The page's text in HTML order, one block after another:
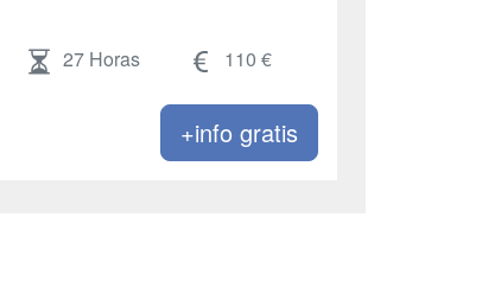
27 Horas 110 €
+info gratis